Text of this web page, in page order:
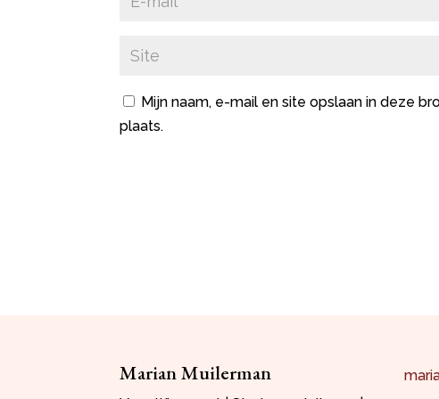
Mijn naam, e-mail en site opslaan in deze
plaats.
Marian Muilerman